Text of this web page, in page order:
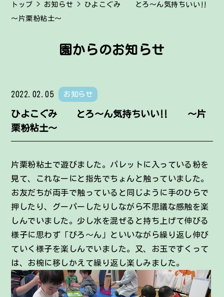
トップ > お知らせ > ひよこぐみ とろ～ん気持ちいい‼
～片栗粉粘土～
園からのお知らせ
2022.02.05 お知らせ
ひよこぐみ とろ～ん気持ちいい‼ ～片
栗粉粘土～
片栗粉粘土で遊びました。パレットに入っている粉を
見て、これなーにと指先でちょんと触っていました。
お友だちが両手で触っていると同じように手のひらで
押したり、グーパーしたりしながら不思議な感触を楽
しんでいました。少し水を混ぜると持ち上げて伸びる
様子に思わず「びろ～ん」といいながら繰り返し伸び
ていく様子を楽しんでいました。又、お玉ですくって
は、お椀に移しかえて繰り返し楽しみました。